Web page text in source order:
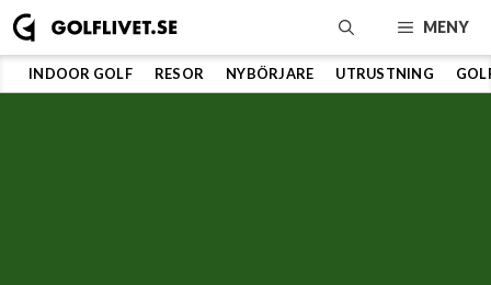
Hoppa
till
innehåll
MENY
INDOOR GOLF RESOR NYBÖRJARE UTRUSTNING